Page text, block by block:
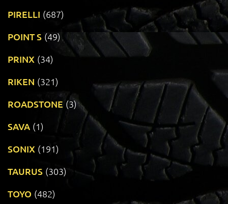
PIRELLI (687)
POINT S (49)
PRINX (34)
RIKEN (321)
ROADSTONE (3)
SAVA (1)
SONIX (191)
TAURUS (303)
TOYO (482)